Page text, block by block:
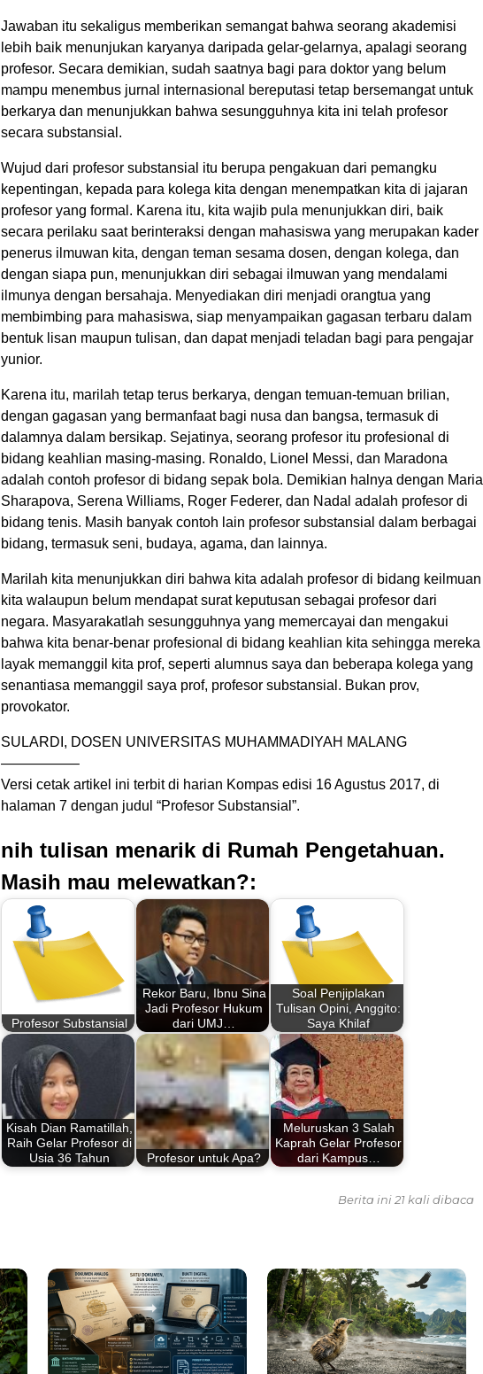
Jawaban itu sekaligus memberikan semangat bahwa seorang akademisi
lebih baik menunjukan karyanya daripada gelar-gelarnya, apalagi seorang
profesor. Secara demikian, sudah saatnya bagi para doktor yang belum
mampu menembus jurnal internasional bereputasi tetap bersemangat untuk
berkarya dan menunjukkan bahwa sesungguhnya kita ini telah profesor
secara substansial.
Wujud dari profesor substansial itu berupa pengakuan dari pemangku
kepentingan, kepada para kolega kita dengan menempatkan kita di jajaran
profesor yang formal. Karena itu, kita wajib pula menunjukkan diri, baik
secara perilaku saat berinteraksi dengan mahasiswa yang merupakan kader
penerus ilmuwan kita, dengan teman sesama dosen, dengan kolega, dan
dengan siapa pun, menunjukkan diri sebagai ilmuwan yang mendalami
ilmunya dengan bersahaja. Menyediakan diri menjadi orangtua yang
membimbing para mahasiswa, siap menyampaikan gagasan terbaru dalam
bentuk lisan maupun tulisan, dan dapat menjadi teladan bagi para pengajar
yunior.
Karena itu, marilah tetap terus berkarya, dengan temuan-temuan brilian,
dengan gagasan yang bermanfaat bagi nusa dan bangsa, termasuk di
dalamnya dalam bersikap. Sejatinya, seorang profesor itu profesional di
bidang keahlian masing-masing. Ronaldo, Lionel Messi, dan Maradona
adalah contoh profesor di bidang sepak bola. Demikian halnya dengan Maria
Sharapova, Serena Williams, Roger Federer, dan Nadal adalah profesor di
bidang tenis. Masih banyak contoh lain profesor substansial dalam berbagai
bidang, termasuk seni, budaya, agama, dan lainnya.
Marilah kita menunjukkan diri bahwa kita adalah profesor di bidang keilmuan
kita walaupun belum mendapat surat keputusan sebagai profesor dari
negara. Masyarakatlah sesungguhnya yang memercayai dan mengakui
bahwa kita benar-benar profesional di bidang keahlian kita sehingga mereka
layak memanggil kita prof, seperti alumnus saya dan beberapa kolega yang
senantiasa memanggil saya prof, profesor substansial. Bukan prov,
provokator.
SULARDI, DOSEN UNIVERSITAS MUHAMMADIYAH MALANG
—————–
Versi cetak artikel ini terbit di harian Kompas edisi 16 Agustus 2017, di
halaman 7 dengan judul “Profesor Substansial”.
nih tulisan menarik di Rumah Pengetahuan.
Masih mau melewatkan?:
Profesor Substansial
Rekor Baru, Ibnu Sina
Jadi Profesor Hukum
dari UMJ…
Soal Penjiplakan
Tulisan Opini, Anggito:
Saya Khilaf
Kisah Dian Ramatillah,
Raih Gelar Profesor di
Usia 36 Tahun
Profesor untuk Apa?
Meluruskan 3 Salah
Kaprah Gelar Profesor
dari Kampus…
Berita ini 21 kali dibaca